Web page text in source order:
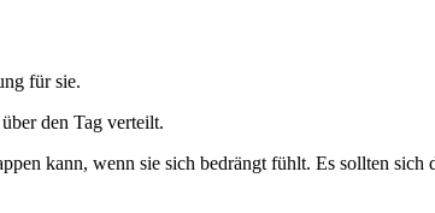
für sie.
den Tag verteilt.
kann, wenn sie sich bedrängt fühlt. Es sollten